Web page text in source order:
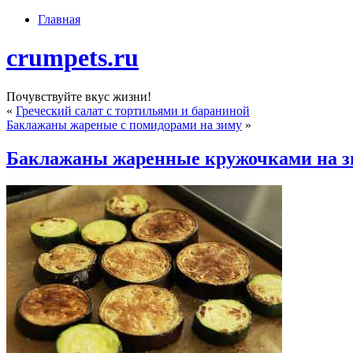
Главная
crumpets.ru
Почувствуйте вкус жизни!
« Греческий салат с тортильями и бараниной
Баклажаны жареные с помидорами на зиму »
Баклажаны жаренные кружочками на